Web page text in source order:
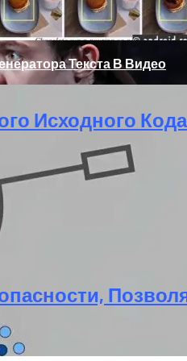
Который Выпал Из Окна
Текста В Видео
Исходного